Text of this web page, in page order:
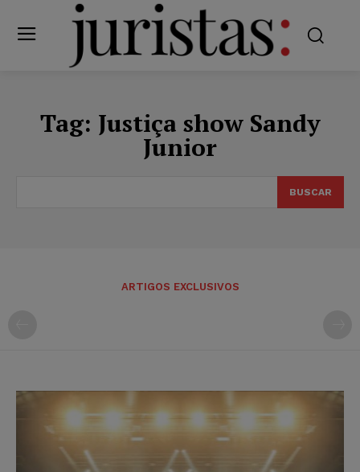
Tag: Justiça show Sandy
Junior
BUSCAR
ARTIGOS EXCLUSIVOS